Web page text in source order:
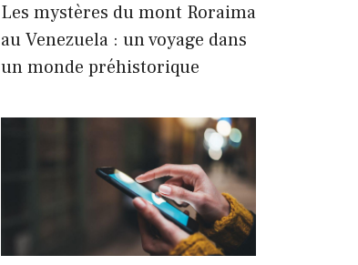
Les mystères du mont Roraima
au Venezuela : un voyage dans
un monde préhistorique